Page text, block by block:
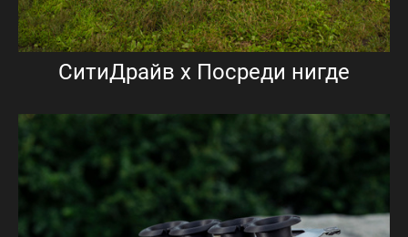
СитиДрайв х Посреди нигде